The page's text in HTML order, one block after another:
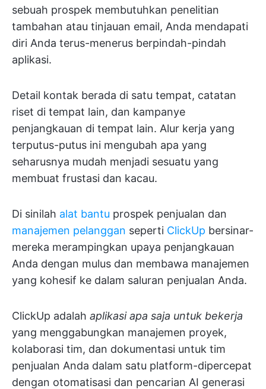
sebuah prospek membutuhkan penelitian
tambahan atau tinjauan email, Anda mendapati
diri Anda terus-menerus berpindah-pindah
aplikasi.
Detail kontak berada di satu tempat, catatan
riset di tempat lain, dan kampanye
penjangkauan di tempat lain. Alur kerja yang
terputus-putus ini mengubah apa yang
seharusnya mudah menjadi sesuatu yang
membuat frustasi dan kacau.
Di sinilah alat bantu prospek penjualan dan
manajemen pelanggan seperti ClickUp bersinar-
mereka merampingkan upaya penjangkauan
Anda dengan mulus dan membawa manajemen
yang kohesif ke dalam saluran penjualan Anda.
ClickUp adalah aplikasi apa saja untuk bekerja
yang menggabungkan manajemen proyek,
kolaborasi tim, dan dokumentasi untuk tim
penjualan Anda dalam satu platform-dipercepat
dengan otomatisasi dan pencarian AI generasi